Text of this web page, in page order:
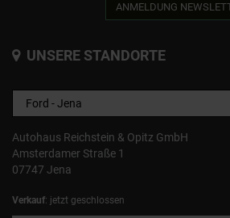
ANMELDUNG
UNSERE STANDORTE
Autohaus Reichstein & Opitz GmbH
Amsterdamer Straße 1
07747 Jena
Verkauf: jetzt geschlossen